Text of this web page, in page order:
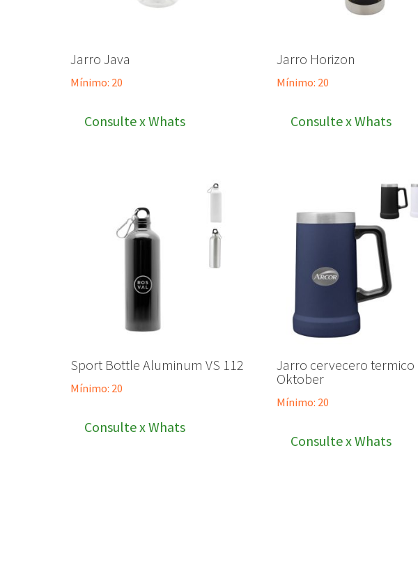
Jarro Java
Mínimo: 20
Consulte x Whats
Jarro Horizon
Mínimo: 20
Consulte x Whats
Sport Bottle Aluminum VS 112
Mínimo: 20
Consulte x Whats
Jarro cervecero termico
Oktober
Mínimo: 20
Consulte x Whats